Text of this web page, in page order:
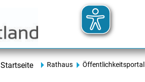
Startseite Rathaus Öffentlichkeitsportal